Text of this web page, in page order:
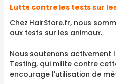
Lutte contre les tests sur
Chez HairStore.fr, nous
aux tests sur les animaux.
Nous soutenons activement
Testing, qui milite contre
encourage l'utilisation de